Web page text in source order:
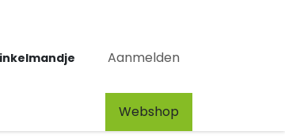
Aanmelden
Webshop​